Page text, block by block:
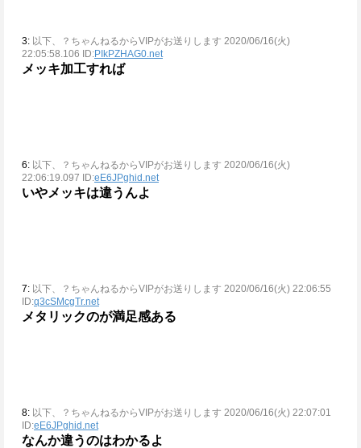
3: 以下、？ちゃんねるからVIPがお送りします 2020/06/16(火)
22:05:58.106 ID:PIkPZHAG0.net
メッキ加工すれば
6: 以下、？ちゃんねるからVIPがお送りします 2020/06/16(火)
22:06:19.097 ID:eE6JPghid.net
いやメッキは違うんよ
7: 以下、？ちゃんねるからVIPがお送りします 2020/06/16(火) 22:06:55
ID:q3cSMcgTr.net
メタリックのが満足感ある
8: 以下、？ちゃんねるからVIPがお送りします 2020/06/16(火) 22:07:01
ID:eE6JPghid.net
なんか違うのはわかるよ